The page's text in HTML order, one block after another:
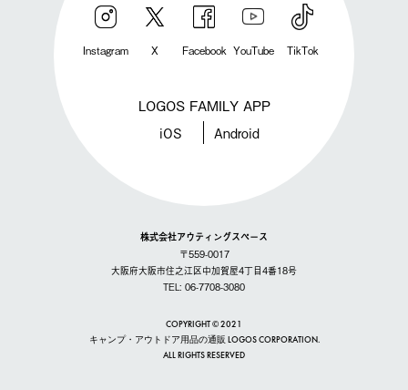
Instagram X Facebook YouTube TikTok
LOGOS FAMILY APP
iOS Android
株式会社アウティングスペース
〒559-0017
大阪府大阪市住之江区中加賀屋4丁目4番18号
TEL: 06-7708-3080
COPYRIGHT © 2021
キャンプ・アウトドア用品の通販 LOGOS CORPORATION.
ALL RIGHTS RESERVED